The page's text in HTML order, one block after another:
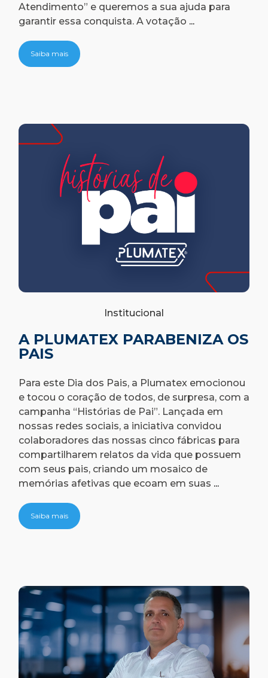
Atendimento” e queremos a sua ajuda para
garantir essa conquista. A votação ...Notícias
Saiba mais
Institucional
A PLUMATEX PARABENIZA OS
PAIS
Para este Dia dos Pais, a Plumatex emocionou
e tocou o coração de todos, de surpresa, com a
campanha “Histórias de Pai”. Lançada em
nossas redes sociais, a iniciativa convidou
colaboradores das nossas cinco fábricas para
compartilharem relatos da vida que possuem
com seus pais, criando um mosaico de
memórias afetivas que ecoam em suas ...
Saiba mais